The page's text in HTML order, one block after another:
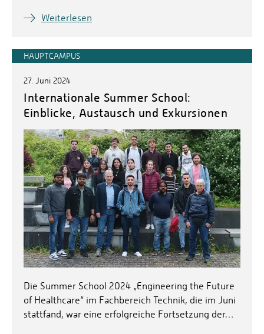
Weiterlesen
HAUPTCAMPUS
27. Juni 2024
Internationale Summer School:
Einblicke, Austausch und Exkursionen
Die Summer School 2024 „Engineering the Future
of Healthcare“ im Fachbereich Technik, die im Juni
stattfand, war eine erfolgreiche Fortsetzung der…